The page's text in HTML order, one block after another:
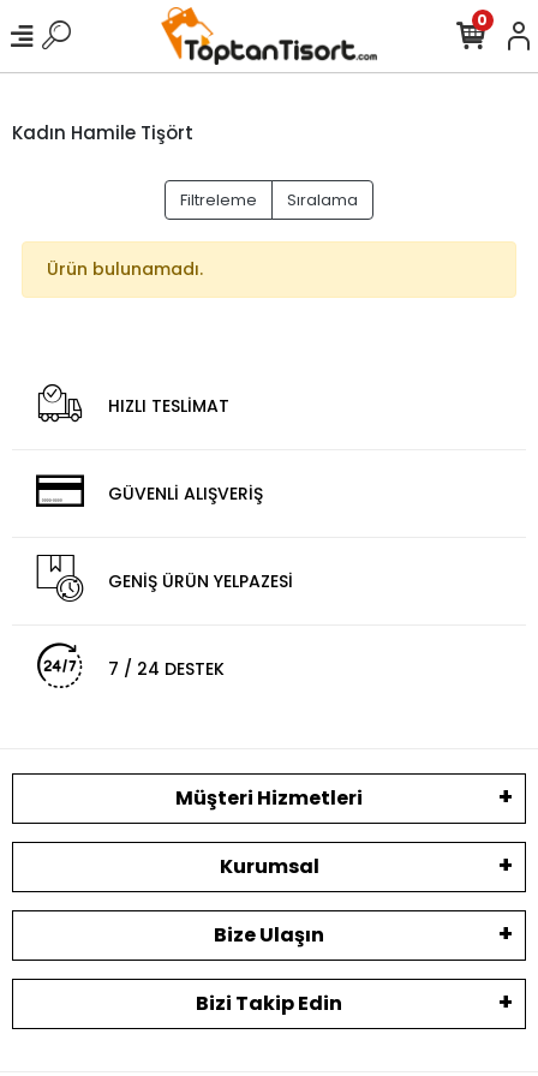
0
Kadın Hamile Tişört
Filtreleme Sıralama
Ürün bulunamadı.
HIZLI TESLİMAT
GÜVENLİ ALIŞVERİŞ
GENİŞ ÜRÜN YELPAZESİ
7 / 24 DESTEK
Müşteri Hizmetleri
Kurumsal
Bize Ulaşın
Bizi Takip Edin